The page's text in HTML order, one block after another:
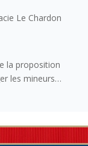
Le Chardon
la proposition
les mineurs
réseaux